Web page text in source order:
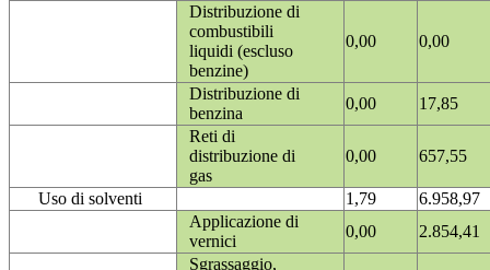
Distribuzione di
combustibili
liquidi (escluso
benzine)
0,00 0,00
Distribuzione di
benzina
0,00
17,85
Reti di
distribuzione di
gas
0,00 657,55
Uso di solventi 1,79
6.958,97
Applicazione di
vernici
0,00
2.854,41
Sgrassaggio,